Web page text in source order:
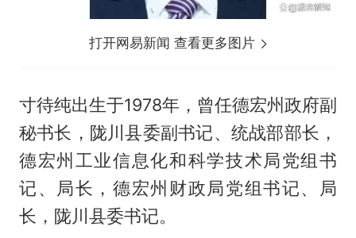
打开网易新闻 查看更多图片
寸待纯出生于1978年，曾任德宏州政府副
秘书长，陇川县委副书记、统战部部长，
德宏州工业信息化和科学技术局党组书
记、局长，德宏州财政局党组书记、局
长，陇川县委书记。